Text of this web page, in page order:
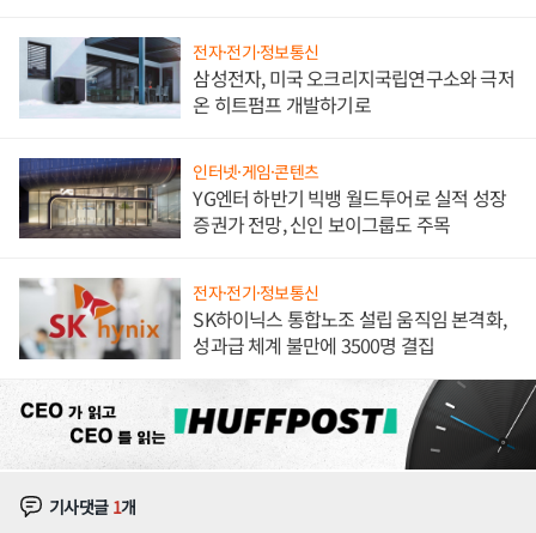
전자·전기·정보통신
삼성전자, 미국 오크리지국립연구소와 극저
온 히트펌프 개발하기로
인터넷·게임·콘텐츠
YG엔터 하반기 빅뱅 월드투어로 실적 성장
증권가 전망, 신인 보이그룹도 주목
전자·전기·정보통신
SK하이닉스 통합노조 설립 움직임 본격화,
성과급 체계 불만에 3500명 결집
기사댓글 1개